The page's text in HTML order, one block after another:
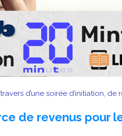
d’une soirée d’initiation,
de revenus pour